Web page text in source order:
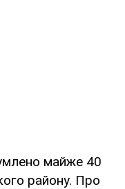
майже 40
району. Про